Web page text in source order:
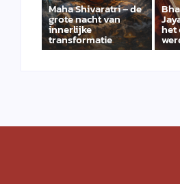
Maha Shivaratri – de
grote nacht van
innerlijke
transformatie
het